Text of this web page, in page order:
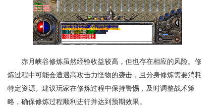
赤月峡谷修炼虽然经验收益较高，但也存在相应的风险。修
炼过程中可能会遭遇高攻击力怪物的袭击，且分身修炼需要消耗
特定资源。建议玩家在修炼过程中保持警惕，及时调整战术策
略，确保修炼过程顺利进行并达到预期效果。